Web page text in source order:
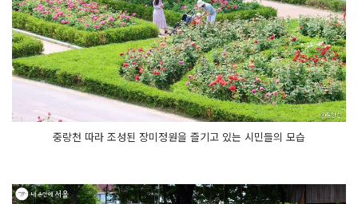
중랑천 따라 조성된 장미정원을 즐기고 있는 시민들의 모습